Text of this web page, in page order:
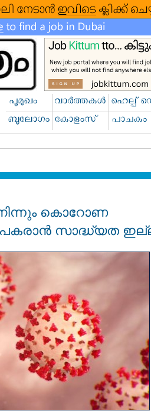
കൊറോണ
സാദ്ധ്യത